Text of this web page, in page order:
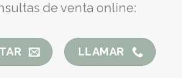
de venta online:
LLAMAR